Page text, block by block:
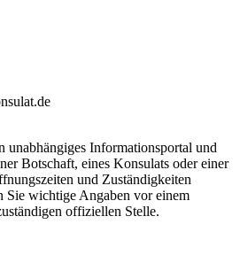
unabhängiges Informationsportal und
Botschaft, eines Konsulats oder einer
und Zuständigkeiten
Sie wichtige Angaben vor einem
offiziellen Stelle.